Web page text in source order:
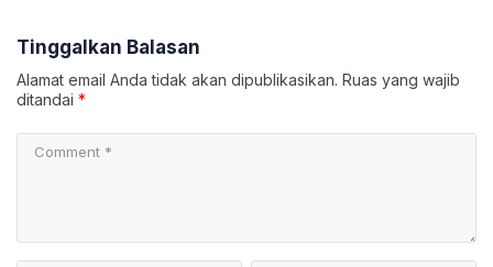
Tinggalkan Balasan
Alamat email Anda tidak akan dipublikasikan. Ruas yang wajib
ditandai *